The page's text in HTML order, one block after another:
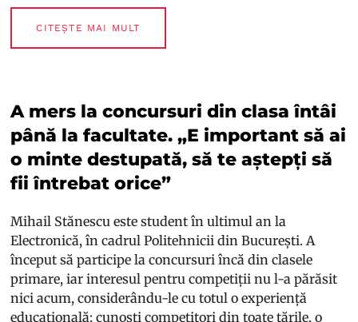
CITEȘTE MAI MULT
A mers la concursuri din clasa întâi
până la facultate. „E important să ai
o minte destupată, să te aștepți să
fii întrebat orice”
Mihail Stănescu este student în ultimul an la
Electronică, în cadrul Politehnicii din București. A
început să participe la concursuri încă din clasele
primare, iar interesul pentru competiții nu l-a părăsit
nici acum, considerându-le cu totul o experiență
educațională: cunoști competitori din toate țările, o